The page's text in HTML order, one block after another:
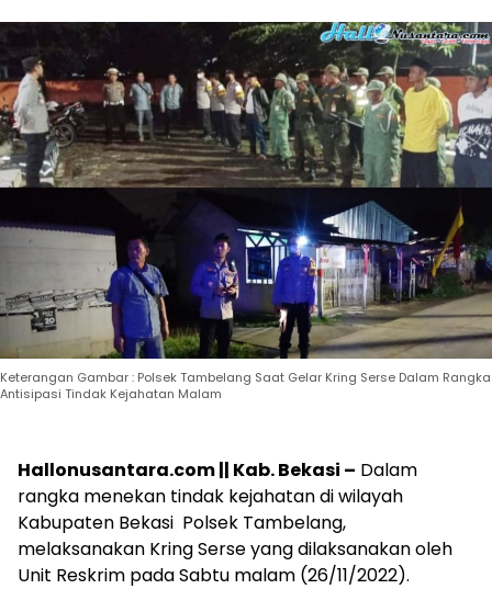
Keterangan Gambar : Polsek Tambelang Saat Gelar Kring Serse Dalam Rangka
Antisipasi Tindak Kejahatan Malam
Hallonusantara.com || Kab. Bekasi – Dalam
rangka menekan tindak kejahatan di wilayah
Kabupaten Bekasi Polsek Tambelang,
melaksanakan Kring Serse yang dilaksanakan oleh
Unit Reskrim pada Sabtu malam (26/11/2022).